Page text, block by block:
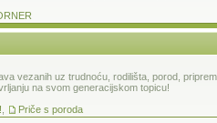
vezanih uz trudnoću, rodilišta, porod,
na svom generacijskom topicu!
Priče s poroda